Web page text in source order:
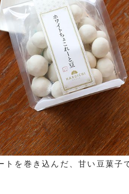
トを巻き込んだ、甘い豆菓